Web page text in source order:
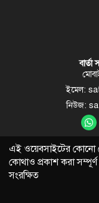
ইমেল:
নিউজ:
এই ওয়েবসাইটের কোনো
কোথাও প্রকাশ করা
সংরক্ষিত